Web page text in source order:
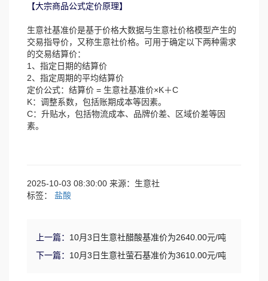
【大宗商品公式定价原理】
生意社基准价是基于价格大数据与生意社价格模型产生的
交易指导价，又称生意社价格。可用于确定以下两种需求
的交易结算价：
1、指定日期的结算价
2、指定周期的平均结算价
定价公式：结算价 = 生意社基准价×K＋C
K：调整系数，包括账期成本等因素。
C：升贴水，包括物流成本、品牌价差、区域价差等因
素。
2025-10-03 08:30:00 来源：生意社
标签： 盐酸
上一篇： 10月3日生意社醋酸基准价为2640.00元/吨
下一篇： 10月3日生意社萤石基准价为3610.00元/吨